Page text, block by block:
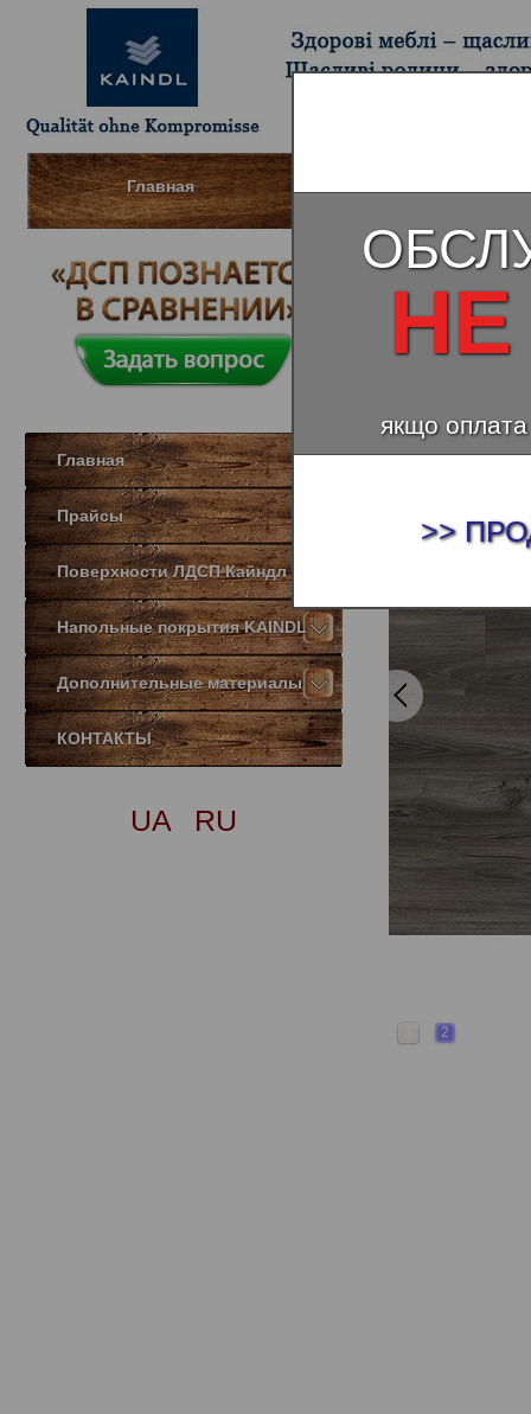
Главная
Главная
Прайсы
Поверхности ЛДСП Кайндл
Напольные покрытия KAINDL
Дополнительные материалы
КОНТАКТЫ
UA RU
2
якщо
>>